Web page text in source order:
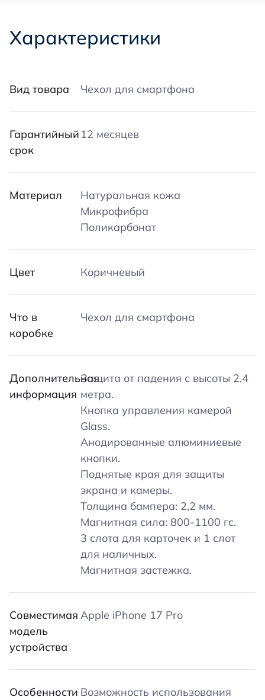
Характеристики
Вид товара Чехол для смартфона
Гарантийный
срок
12 месяцев
Материал
Натуральная кожа
Микрофибра
Поликарбонат
Цвет Коричневый
Что в
коробке
Чехол для смартфона
Дополнительная
информация
Защита от падения с высоты 2,4
метра.
Кнопка управления камерой
Glass.
Анодированные алюминиевые
кнопки.
Поднятые края для защиты
экрана и камеры.
Толщина бампера: 2,2 мм.
Магнитная сила: 800-1100 гс.
3 слота для карточек и 1 слот
для наличных.
Магнитная застежка.
Совместимая
модель
устройства
Apple iPhone 17 Pro
Особенности Возможность использования